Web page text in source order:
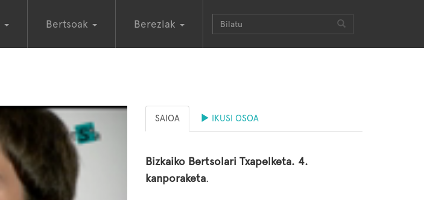
Bertsoak Bereziak
SAIOA IKUSI OSOA
Bizkaiko Bertsolari Txapelketa. 4.
kanporaketa.